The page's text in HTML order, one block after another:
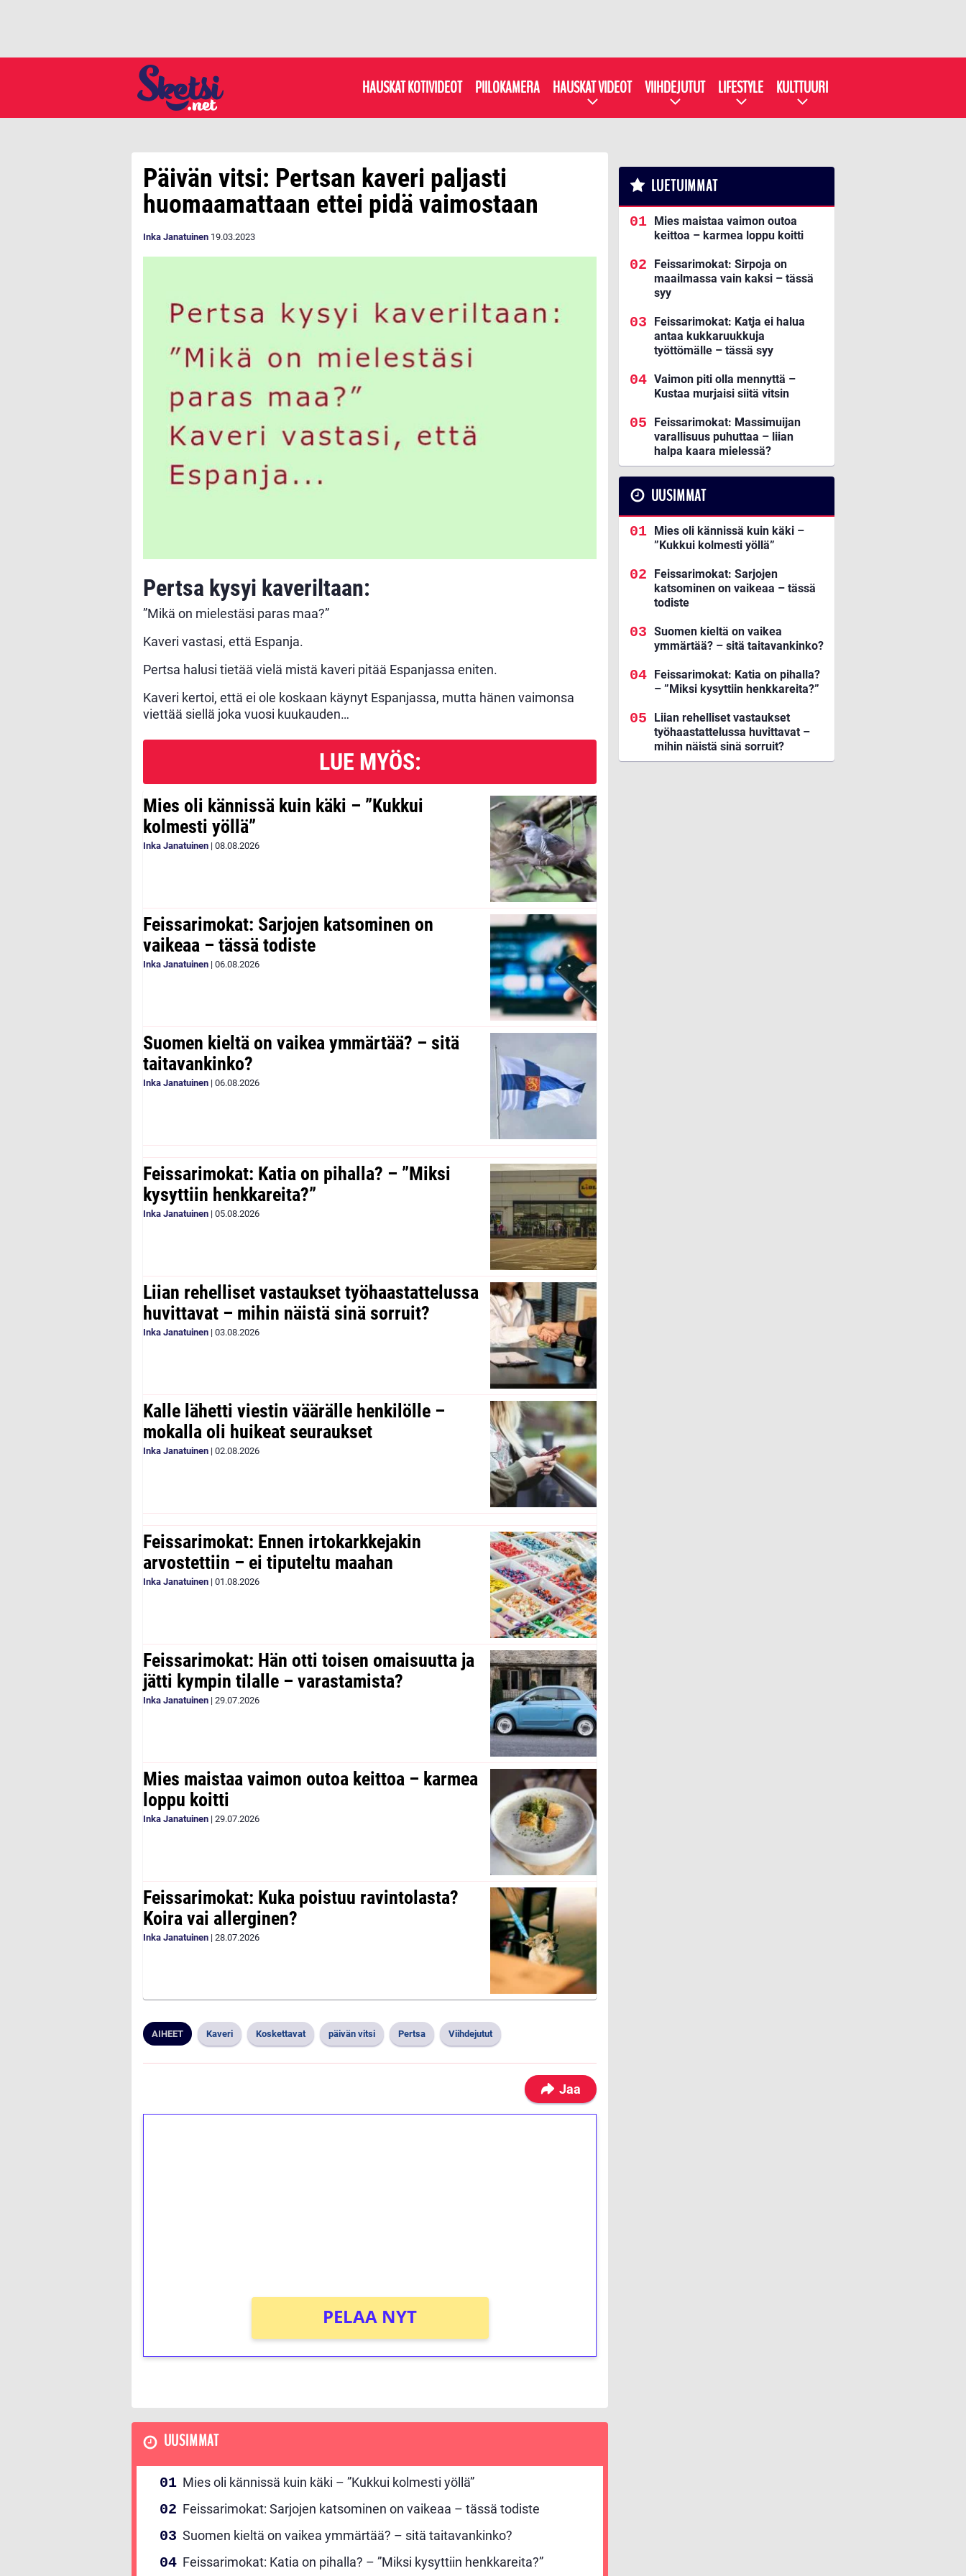
HAUSKAT KOTIVIDEOT PIILOKAMERA HAUSKAT VIDEOT VIIHDEJUTUT LIFESTYLE KULTTUURI
Päivän vitsi: Pertsan kaveri paljasti
huomaamattaan ettei pidä vaimostaan
Inka Janatuinen 19.03.2023
Pertsa kysyi kaveriltaan:
”Mikä on mielestäsi paras maa?”
Kaveri vastasi, että Espanja.
Pertsa halusi tietää vielä mistä kaveri pitää Espanjassa eniten.
Kaveri kertoi, että ei ole koskaan käynyt Espanjassa, mutta hänen vaimonsa
viettää siellä joka vuosi kuukauden…
LUE MYÖS:
Mies oli kännissä kuin käki – ”Kukkui
kolmesti yöllä”
Inka Janatuinen | 08.08.2026
Feissarimokat: Sarjojen katsominen on
vaikeaa – tässä todiste
Inka Janatuinen | 06.08.2026
Suomen kieltä on vaikea ymmärtää? – sitä
taitavankinko?
Inka Janatuinen | 06.08.2026
Feissarimokat: Katia on pihalla? – ”Miksi
kysyttiin henkkareita?”
Inka Janatuinen | 05.08.2026
Liian rehelliset vastaukset työhaastattelussa
huvittavat – mihin näistä sinä sorruit?
Inka Janatuinen | 03.08.2026
Kalle lähetti viestin väärälle henkilölle –
mokalla oli huikeat seuraukset
Inka Janatuinen | 02.08.2026
Feissarimokat: Ennen irtokarkkejakin
arvostettiin – ei tiputeltu maahan
Inka Janatuinen | 01.08.2026
Feissarimokat: Hän otti toisen omaisuutta ja
jätti kympin tilalle – varastamista?
Inka Janatuinen | 29.07.2026
Mies maistaa vaimon outoa keittoa – karmea
loppu koitti
Inka Janatuinen | 29.07.2026
Feissarimokat: Kuka poistuu ravintolasta?
Koira vai allerginen?
Inka Janatuinen | 28.07.2026
AIHEET Kaveri Koskettavat päivän vitsi Pertsa Viihdejutut
Jaa
PELAA NYT
UUSIMMAT
Mies oli kännissä kuin käki – ”Kukkui kolmesti yöllä”
Feissarimokat: Sarjojen katsominen on vaikeaa – tässä todiste
Suomen kieltä on vaikea ymmärtää? – sitä taitavankinko?
Feissarimokat: Katia on pihalla? – ”Miksi kysyttiin henkkareita?”
LUETUIMMAT
Mies maistaa vaimon outoa
keittoa – karmea loppu koitti
Feissarimokat: Sirpoja on
maailmassa vain kaksi – tässä
syy
Feissarimokat: Katja ei halua
antaa kukkaruukkuja
työttömälle – tässä syy
Vaimon piti olla mennyttä –
Kustaa murjaisi siitä vitsin
Feissarimokat: Massimuijan
varallisuus puhuttaa – liian
halpa kaara mielessä?
UUSIMMAT
Mies oli kännissä kuin käki –
”Kukkui kolmesti yöllä”
Feissarimokat: Sarjojen
katsominen on vaikeaa – tässä
todiste
Suomen kieltä on vaikea
ymmärtää? – sitä taitavankinko?
Feissarimokat: Katia on pihalla?
– ”Miksi kysyttiin henkkareita?”
Liian rehelliset vastaukset
työhaastattelussa huvittavat –
mihin näistä sinä sorruit?